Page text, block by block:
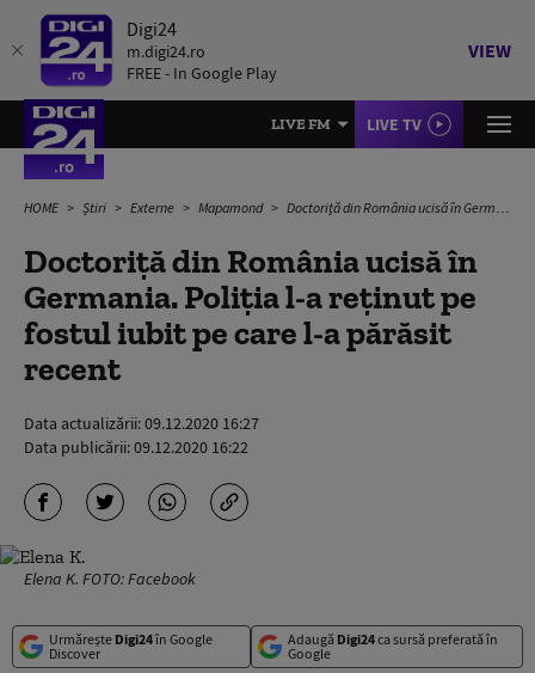
Digi24
m.digi24.ro
FREE - In Google Play
VIEW
LIVE FM LIVE TV
HOME Știri Externe Mapamond Doctoriță din România ucisă în Germania. Poliția l-a reținut pe fostul iubit pe care l-a părăsit recent
Doctoriță din România ucisă în
Germania. Poliția l-a reținut pe
fostul iubit pe care l-a părăsit
recent
Data actualizării:09.12.2020 16:27
Data publicării:09.12.2020 16:22
Elena K. FOTO: Facebook
Urmărește Digi24în Google
Discover
Adaugă Digi24ca sursă preferată în
Google